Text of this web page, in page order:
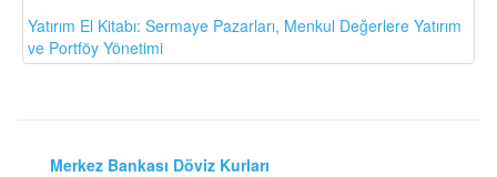
Yatırım El Kitabı: Sermaye Pazarları, Menkul Değerlere Yatırım
ve Portföy Yönetimi
Merkez Bankası Döviz Kurları